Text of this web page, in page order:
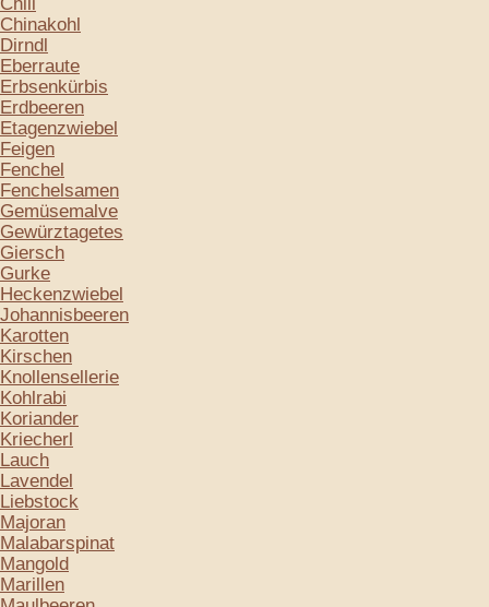
Chinakohl
Dirndl
Eberraute
Erbsenkürbis
Erdbeeren
Etagenzwiebel
Feigen
Fenchel
Fenchelsamen
Gemüsemalve
Gewürztagetes
Giersch
Gurke
Heckenzwiebel
Johannisbeeren
Karotten
Kirschen
Knollensellerie
Kohlrabi
Koriander
Kriecherl
Lauch
Lavendel
Liebstock
Majoran
Malabarspinat
Mangold
Marillen